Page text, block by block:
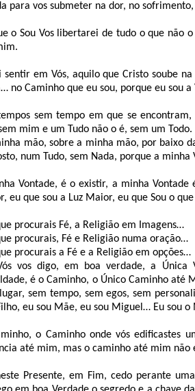
para vos submeter na dor, no
o Sou Vos libertarei de tudo o que não
sentir em Vós, aquilo que Cristo soube
no Caminho que eu sou, porque eu sou
sem tempo em que se
mim e um Tudo não o é, sem um Todo.
mão, sobre a minha mão, por baixo
num Tudo, sem Nada, porque a
Vontade, é o existir, a minha Vontade
eu que sou a Luz Maior, eu que Sou o que
procurais Fé, a Religião em Imagens…
procurais, Fé e Religião numa oração…
procurais a Fé e a Religião em opções…
vos digo, em boa verdade, a Única
é o Caminho, o Único Caminho até
sem tempo, sem egos, sem
eu sou Mãe, eu sou Miguel… Eu sou
o Caminho onde vós edificastes
até mim, mas o caminho até mim
Presente, em Fim, cedo perante